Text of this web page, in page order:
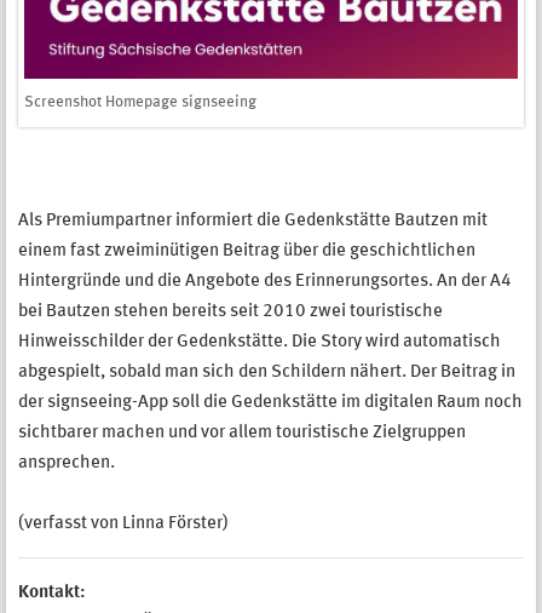
Screenshot Homepage signseeing
Als Premiumpartner informiert die Gedenkstätte Bautzen mit
einem fast zweiminütigen Beitrag über die geschichtlichen
Hintergründe und die Angebote des Erinnerungsortes. An der A4
bei Bautzen stehen bereits seit 2010 zwei touristische
Hinweisschilder der Gedenkstätte. Die Story wird automatisch
abgespielt, sobald man sich den Schildern nähert. Der Beitrag in
der signseeing-App soll die Gedenkstätte im digitalen Raum noch
sichtbarer machen und vor allem touristische Zielgruppen
ansprechen.
(verfasst von Linna Förster)
Kontakt: